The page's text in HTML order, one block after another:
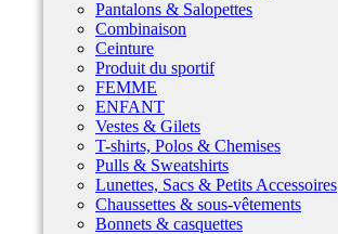
Pantalons & Salopettes
Combinaison
Ceinture
Produit du sportif
FEMME
ENFANT
Vestes & Gilets
T-shirts, Polos & Chemises
Pulls & Sweatshirts
Lunettes, Sacs & Petits Accessoires
Chaussettes & sous-vêtements
Bonnets & casquettes